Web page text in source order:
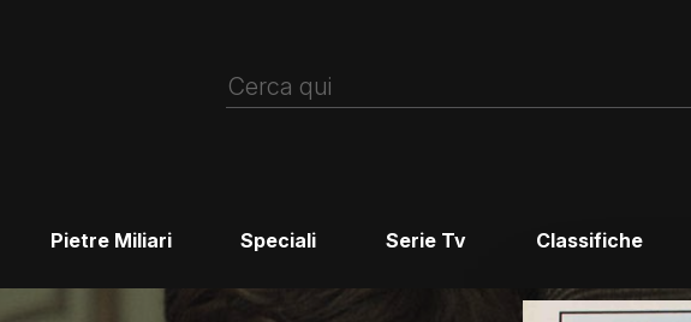
Pietre Miliari Speciali Serie Tv Classifiche